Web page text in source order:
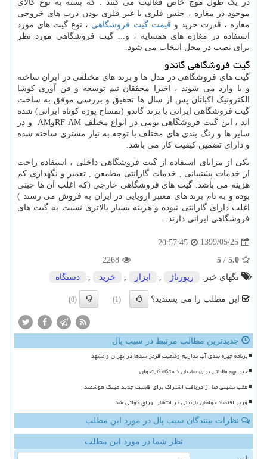
در یک طول موج خاص فعالیت می کنند . که بسته به نوع کالای
موجود در مغازه ، جنس فلزی یا غیر فلزی بودن درب های خروجی
مغازه ، قدرت خرید و قیمت گیت فروشگاهی ، نوع گیت های مورد
استفاده در مغازه های همسایه ، و... گیت فروشگاهی مورد نظر
برای نصب در محل انتخاب می شود.
گیت فروشگاهی گاندو
گیت های فروشگاهی در مدل ها و برند های مختلفی در ایران ساخته
و یا وارد می شوند ، اخیرا محققان تیم توسعه و فن آوری کوشا
الکترونیک اکباتان پس از سال ها تحقیق و بررسی موفق به ساخت
گیت فروشگاهی ایرانی با برند گاندو (تمساح پوزه کوتاه ایرانی) شده
اند ، این گیت فروشگاهی بومی در انواع مختلف RF-AMوAM
و در
سایز ها و رنگ بندی های مختلف با توجه به نیاز مشتری ساخته شده
و دارای تضمین کیفیت کار می باشد.
یکی از مزایای استفاده از گیت فروشگاهی داخلی ، استفاده راحت
از خدمات پشتیبانی , خدمات گارانتی مطمعن , تعمیر و نگهداری کم
هزینه می باشد. گیت های فروشگاهی خارجی (که اغلب آن ها چینی
بوده و به نام برند های معتبر اروپایی در ایران به فروش می رسند )
اغلب دارای گارانتی نبوده و هزینه بسیار بالاتری نسبت به گیت های
فروشگاهی ایرانی دارند.
1399/05/25
20:57:45
5.0
/
5
2268
تگهای خبر:
رپورتاژ , ابزار , خرید , دستگاه
این مطلب را می پسندید؟ (1)
(0)
جدیدترین مطالب مرتبط در سیب پال
برنامه جیره بندی آب نداریم وضعیت قرمز سدها در تهران و مشهد
خبر مهم مالیاتی برای صاحبان دستگاه کارتخوان
عقب نشینی متا از دریافت اشتراک برای قابلیت جدید عینک هوشمند
وزیر اقتصاد خواهان بازبینی در انتشار اوراق دولتی شد
نظرات بینندگان سیب پال در مورد این مطلب
نظر شما در مورد این مطلب